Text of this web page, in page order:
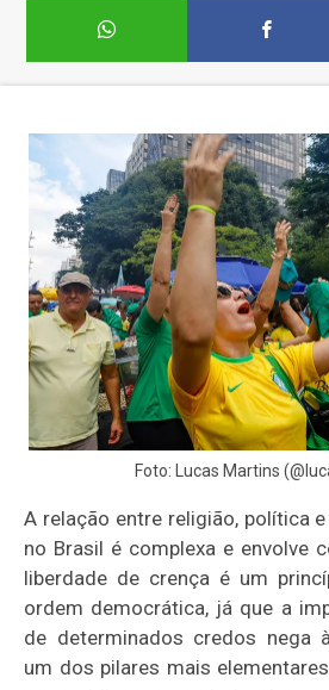
Foto: Lucas Martins
A relação entre religião, política
no Brasil é complexa e envolve
liberdade de crença é um
ordem democrática, já que a
de determinados credos nega
um dos pilares mais